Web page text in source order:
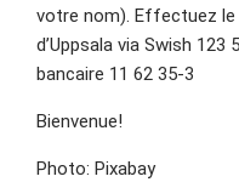
votre nom). Effectuez le
d’Uppsala via Swish 123
bancaire 11 62 35-3
Bienvenue!
Photo: Pixabay